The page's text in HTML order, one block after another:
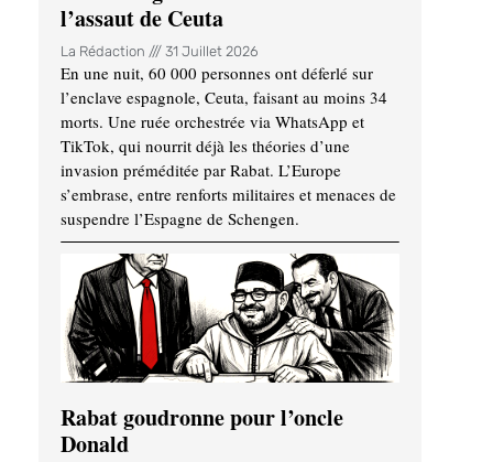
l’assaut de Ceuta
La Rédaction 31 Juillet 2026
En une nuit, 60 000 personnes ont déferlé sur
l’enclave espagnole, Ceuta, faisant au moins 34
morts. Une ruée orchestrée via WhatsApp et
TikTok, qui nourrit déjà les théories d’une
invasion préméditée par Rabat. L’Europe
s’embrase, entre renforts militaires et menaces de
suspendre l’Espagne de Schengen.
Rabat goudronne pour l’oncle
Donald